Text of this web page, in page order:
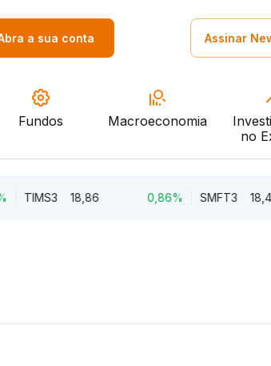
a sua conta Assinar
Fundos Macroeconomia
no
TIMS3 18,86 0,86% SMFT3 18,42